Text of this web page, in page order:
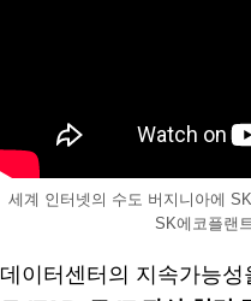
세계 인터넷의 수도 버지니아에
SK에코플랜
데이터센터의 지속가능